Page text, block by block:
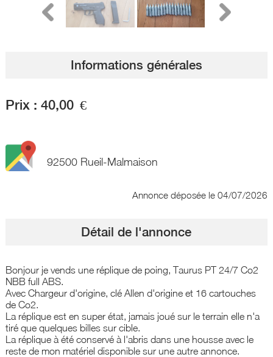
Informations générales
Prix : 40,00 €
92500 Rueil-Malmaison
Annonce déposée le 04/07/2026
Détail de l'annonce
Bonjour je vends une réplique de poing, Taurus PT 24/7 Co2
NBB full ABS.
Avec Chargeur d'origine, clé Allen d'origine et 16 cartouches
de Co2.
La réplique est en super état, jamais joué sur le terrain elle n'a
tiré que quelques billes sur cible.
La réplique à été conservé à l'abris dans une housse avec le
reste de mon matériel disponible sur une autre annonce.